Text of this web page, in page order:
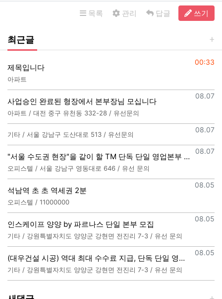
목록 관리 답글 쓰기
최근글
등록일
00:33
제목입니다
아파트
등록일
08.07
사업승인 완료된 형장에서 본부장님 모십니다
아파트 / 대전 중구 유천동 332-28 / 유선문의
등록일
08.07
기타 / 서울 강남구 도산대로 513 / 유선문의
등록일
08.07
"서울 수도권 현장"을 같이 할 TM 단독 단일 영업본부 팀 선착순 모집
오피스텔 / 서울 강남구 영동대로 646 / 유선 문의
등록일
08.05
석남역 초 초 역세권 2분
오피스텔 / 11000000
등록일
08.05
인스케이프 양양 by 파르나스 단일 본부 모집
기타 / 강원특별자치도 양양군 강현면 전진리 7-3 / 유선 문의
등록일
08.05
(대우건설 시공) 역대 최대 수수료 지급, 단독 단일 영업본부 선착순 모집 (팀,팀원 개별문의 가능)
기타 / 강원특별자치도 양양군 강현면 전진리 7-3 / 유선 문의